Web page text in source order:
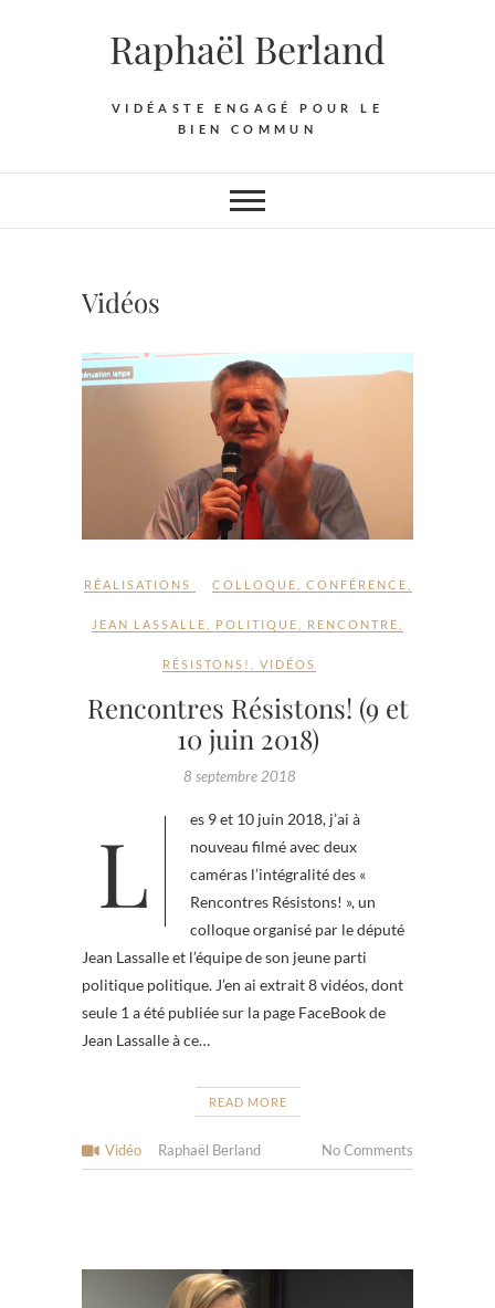
Raphaël Berland
VIDÉASTE ENGAGÉ POUR LE
BIEN COMMUN
Vidéos
RÉALISATIONS COLLOQUE CONFÉRENCE
JEAN LASSALLE POLITIQUE RENCONTRE
RÉSISTONS! VIDÉOS
Rencontres Résistons! (9 et
10 juin 2018)
8 septembre 2018
Les 9 et 10 juin 2018, j’ai à
nouveau filmé avec deux
caméras l’intégralité des «
Rencontres Résistons! », un
colloque organisé par le député
Jean Lassalle et l’équipe de son jeune parti
politique politique. J’en ai extrait 8 vidéos, dont
seule 1 a été publiée sur la page FaceBook de
Jean Lassalle à ce…
READ MORE
Vidéo Raphaël Berland No Comments